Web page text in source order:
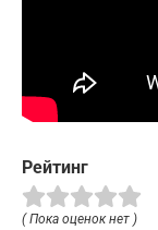
Рейтинг
( Пока оценок нет )